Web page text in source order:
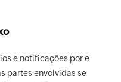
e notificações por e-
partes envolvidas se